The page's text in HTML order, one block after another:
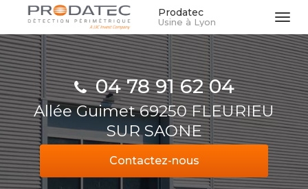
Aller
contenu
principal
Prodatec
Usine à Lyon
04 78 91 62 04
Allée Guimet 69250 FLEURIEU
SUR SAONE
Contactez-nous